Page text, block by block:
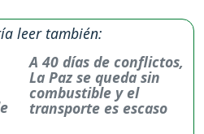
leer también:
A 40 días de conflictos,
La Paz se queda sin
combustible y el
transporte es escaso